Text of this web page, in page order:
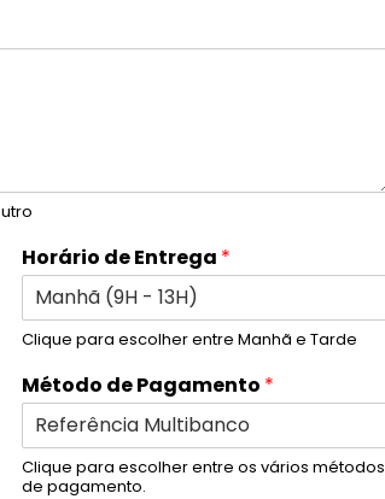
Horário de Entrega *
Clique para escolher entre Manhã e Tarde
Método de Pagamento *
Clique para escolher entre os vários métodos
de pagamento.